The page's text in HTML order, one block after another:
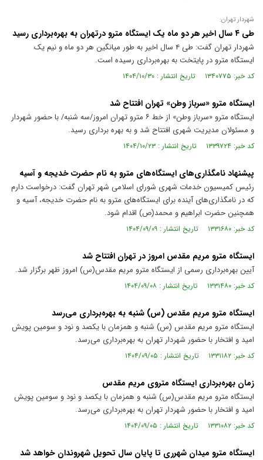
شهردار تهران:
طی ۴ سال اخیر هر دو ماه یک ایستگاه مترو درتهران به بهره‌برداری رسید
شهردار تهران گفت: طی ۴ سال اخیر به طور میانگین هر دو ماه و نیم یک
ایستگاه مترو در پایتخت به بهره‌برداری رسیده است.
کد خبر: ۱۳۴۰۷۷۵ تاریخ انتشار : ۱۴۰۴/۱۰/۳۰
ایستگاه مترو «سرباز وطن» تهران افتتاح شد
ایستگاه مترو «سرباز وطن» از خط ۶ مترو تهران امروز/سه شنبه/ با حضور شهردار
و مسئولان مدیریت شهری افتتاح شد و به بهره برداری رسید.
کد خبر: ۱۳۳۹۷۲۴ تاریخ انتشار : ۱۴۰۴/۱۰/۲۳
پیشنهاد نامگذاری‌های ایستگاه‌های مترو به نام حضرت خدیجه و آسیه
رئیس کمیسیون خدمات شهری شورای اسلامی شهر تهران گفت: درخواست دارم
که در نامگذاری‌های آینده برای ایستگاه‌های مترو به نام حضرت خدیجه، آسیه و
همچنین حضرت ابراهیم و محمد(ص) اقدام شود.
کد خبر: ۱۳۳۱۶۸۰ تاریخ انتشار : ۱۴۰۴/۰۹/۰۹
ایستگاه مترو مریم مقدس امروز در تهران افتتاح شد
آیین بهره‌برداری رسمی از ایستگاه مترو مریم مقدس(س) امروز ظهر برگزار شد.
کد خبر: ۱۳۳۱۴۸۰ تاریخ انتشار : ۱۴۰۴/۰۹/۰۸
ایستگاه مترو مریم مقدس (س) شنبه به بهره‌برداری می‌رسد
ایستگاه مترو مریم مقدس (س) شنبه و همزمان با یکصد و نود و سومین پویش
امید و افتخار با حضور شهردار تهران به بهره‌برداری می‌رسد.
کد خبر: ۱۳۳۱۱۸۲ تاریخ انتشار : ۱۴۰۴/۰۹/۰۵
زمان بهره‌برداری ایستگاه متروی مریم مقدس
ایستگاه مترو مریم مقدس(س) شنبه و همزمان با یکصد و نود و سومین پویش
امید و افتخار با حضور شهردار تهران به بهره‌برداری می‌رسد.
کد خبر: ۱۳۳۱۰۸۲ تاریخ انتشار : ۱۴۰۴/۰۹/۰۵
ایستگاه مترو میدان شهرری تا پایان سال تحویل شهروندان خواهد شد